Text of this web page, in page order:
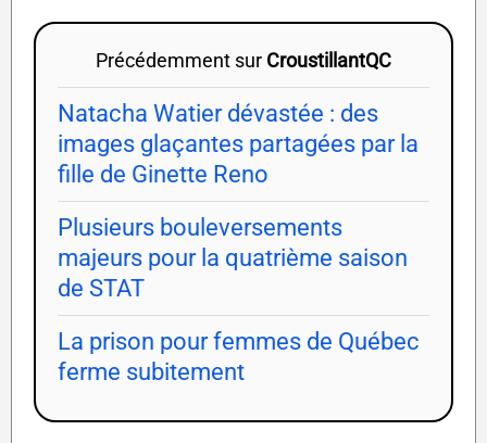
Précédemment sur CroustillantQC
Natacha Watier dévastée : des
images glaçantes partagées par la
fille de Ginette Reno
Plusieurs bouleversements
majeurs pour la quatrième saison
de STAT
La prison pour femmes de Québec
ferme subitement